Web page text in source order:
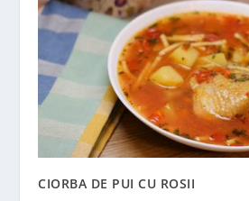
CIORBA DE PUI CU ROSII